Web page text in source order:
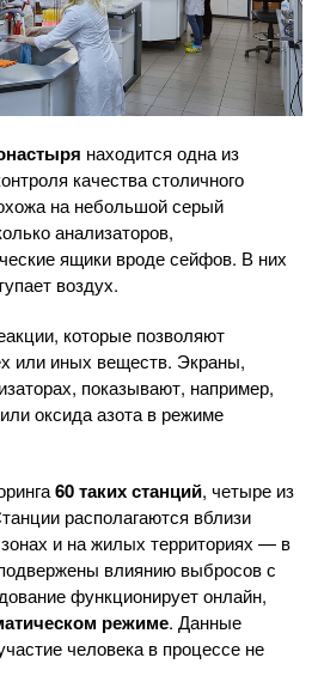
находится одна из
качества столичного
на небольшой серый
анализаторов,
ящики вроде сейфов. В них
воздух.
которые позволяют
или иных веществ. Экраны,
показывают, например,
оксида азота в режиме
60 таких станций, четыре из
располагаются вблизи
и на жилых территориях — в
влиянию выбросов с
функционирует онлайн,
режиме. Данные
человека в процессе не